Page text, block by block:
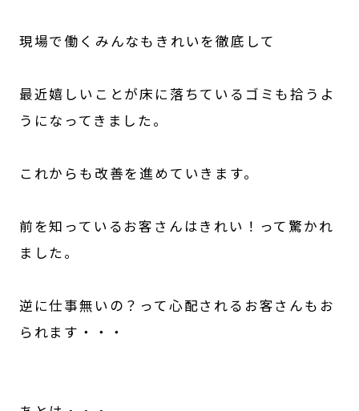
現場で働くみんなもきれいを徹底して
最近嬉しいことが床に落ちているゴミも拾うよ
うになってきました。
これからも改善を進めていきます。
前を知っているお客さんはきれい！って驚かれ
ました。
逆に仕事無いの？って心配されるお客さんもお
られます・・・